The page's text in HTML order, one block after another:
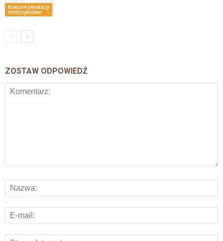
Kierunkowskazy
motocyklowe
ZOSTAW ODPOWIEDŹ